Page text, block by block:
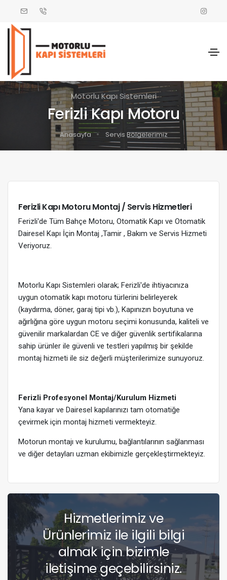
Motorlu Kapı Sistemleri
Ferizli Kapı Motoru
Anasayfa Servis Bölgelerimiz
Ferizli Kapı Motoru Montaj / Servis Hizmetleri
Ferizli'de Tüm Bahçe Motoru, Otomatik Kapı ve Otomatik
Dairesel Kapı İçin Montaj ,Tamir , Bakım ve Servis Hizmeti
Veriyoruz.
Motorlu Kapı Sistemleri olarak; Ferizli'de ihtiyacınıza
uygun otomatik kapı motoru türlerini belirleyerek
(kaydırma, döner, garaj tipi vb.), Kapınızın boyutuna ve
ağırlığına göre uygun motoru seçimi konusunda, kaliteli ve
güvenilir markalardan CE ve diğer güvenlik sertifikalarına
sahip ürünler ile güvenli ve testleri yapılmış bir şekilde
montaj hizmeti ile siz değerli müşterilerimize sunuyoruz.
Ferizli Profesyonel Montaj/Kurulum Hizmeti
Yana kayar ve Dairesel kapılarınızı tam otomatiğe
çevirmek için montaj hizmeti vermekteyiz.
Motorun montajı ve kurulumu, bağlantılarının sağlanması
ve diğer detayları uzman ekibimizle gerçekleştirmekteyiz.
Hizmetlerimiz ve
Ürünlerimiz ile ilgili bilgi
almak için bizimle
iletişime geçebilirsiniz.